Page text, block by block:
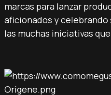
marcas para lanzar
aficionados y celebrando
las muchas iniciativas